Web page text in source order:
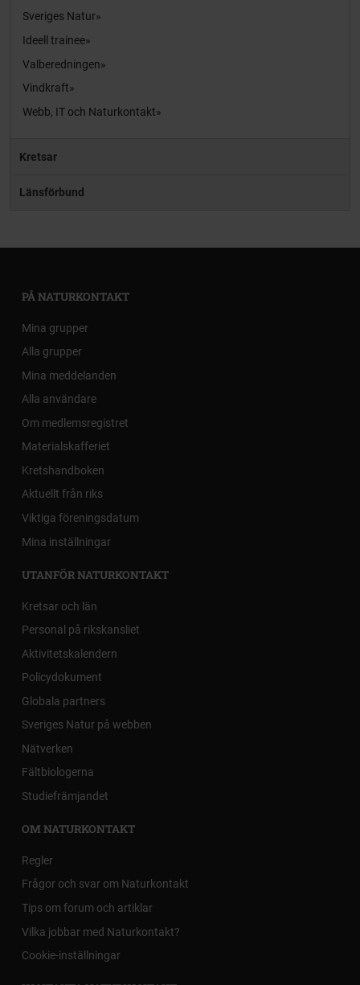
Sveriges Natur
Ideell trainee
Valberedningen
Vindkraft
Webb, IT och Naturkontakt
Kretsar
Länsförbund
PÅ NATURKONTAKT
Mina grupper
Alla grupper
Mina meddelanden
Alla användare
Om medlemsregistret
Materialskafferiet
Kretshandboken
Aktuellt från riks
Viktiga föreningsdatum
Mina inställningar
UTANFÖR NATURKONTAKT
Kretsar och län
Personal på rikskansliet
Aktivitetskalendern
Policydokument
Globala partners
Sveriges Natur på webben
Nätverken
Fältbiologerna
Studiefrämjandet
OM NATURKONTAKT
Regler
Frågor och svar om Naturkontakt
Tips om forum och artiklar
Vilka jobbar med Naturkontakt?
Cookie-inställningar